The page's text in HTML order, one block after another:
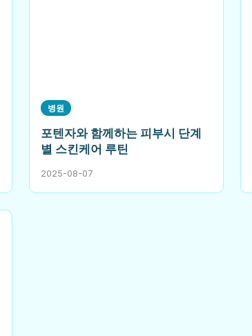
병원
포텐자와 함께하는 피부시 단계
별 스킨케어 루틴
2025-08-07